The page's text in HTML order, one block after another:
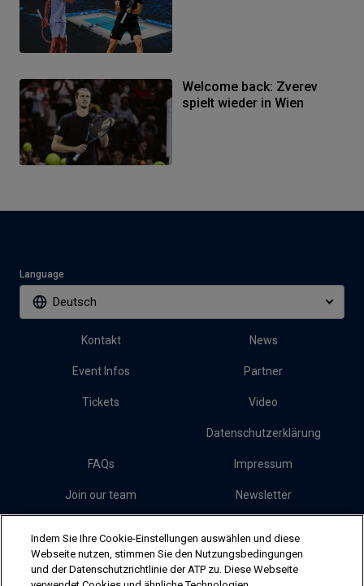
Welcome back: Zverev
spielt wieder in Wien
Language
Deutsch
Kontakt News
Event Infos Partner
Tickets Video
Datenschutzerklärung
FAQs Impressum
Join our team Newsletter
Follow Erste Bank Open
Indem Sie Ihre Cookie-Einstellungen auswählen und diese
Webseite nutzen, stimmen Sie den Nutzungsbedingungen
und der Datenschutzrichtlinie der ATP zu. Diese Webseite